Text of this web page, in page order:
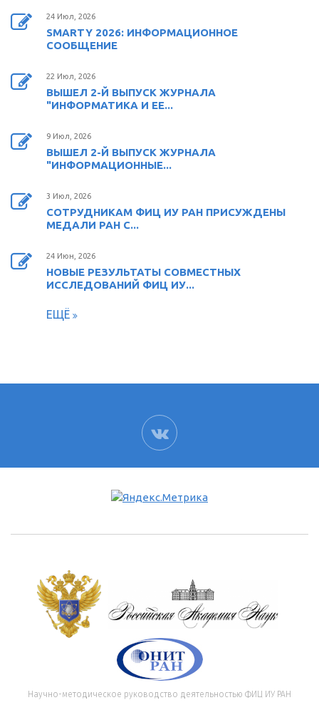
24 Июл, 2026
SMARTY 2026: ИНФОРМАЦИОННОЕ
СООБЩЕНИЕ
22 Июл, 2026
ВЫШЕЛ 2-Й ВЫПУСК ЖУРНАЛА
"ИНФОРМАТИКА И ЕЕ...
9 Июл, 2026
ВЫШЕЛ 2-Й ВЫПУСК ЖУРНАЛА
"ИНФОРМАЦИОННЫЕ...
3 Июл, 2026
СОТРУДНИКАМ ФИЦ ИУ РАН ПРИСУЖДЕНЫ
МЕДАЛИ РАН С...
24 Июн, 2026
НОВЫЕ РЕЗУЛЬТАТЫ СОВМЕСТНЫХ
ИССЛЕДОВАНИЙ ФИЦ ИУ...
ЕЩЁ
ВК
Научно-методическое руководство деятельностью ФИЦ ИУ РАН